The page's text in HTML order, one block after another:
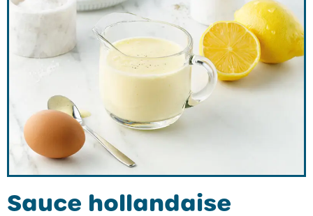
Sauce hollandaise